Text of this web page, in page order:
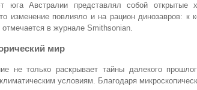
юга Австралии представлял собой открытые
изменение повлияло и на рацион динозавров:
отмечается в журнале Smithsonian.
мир
не только раскрывает тайны далекого
условиям. Благодаря